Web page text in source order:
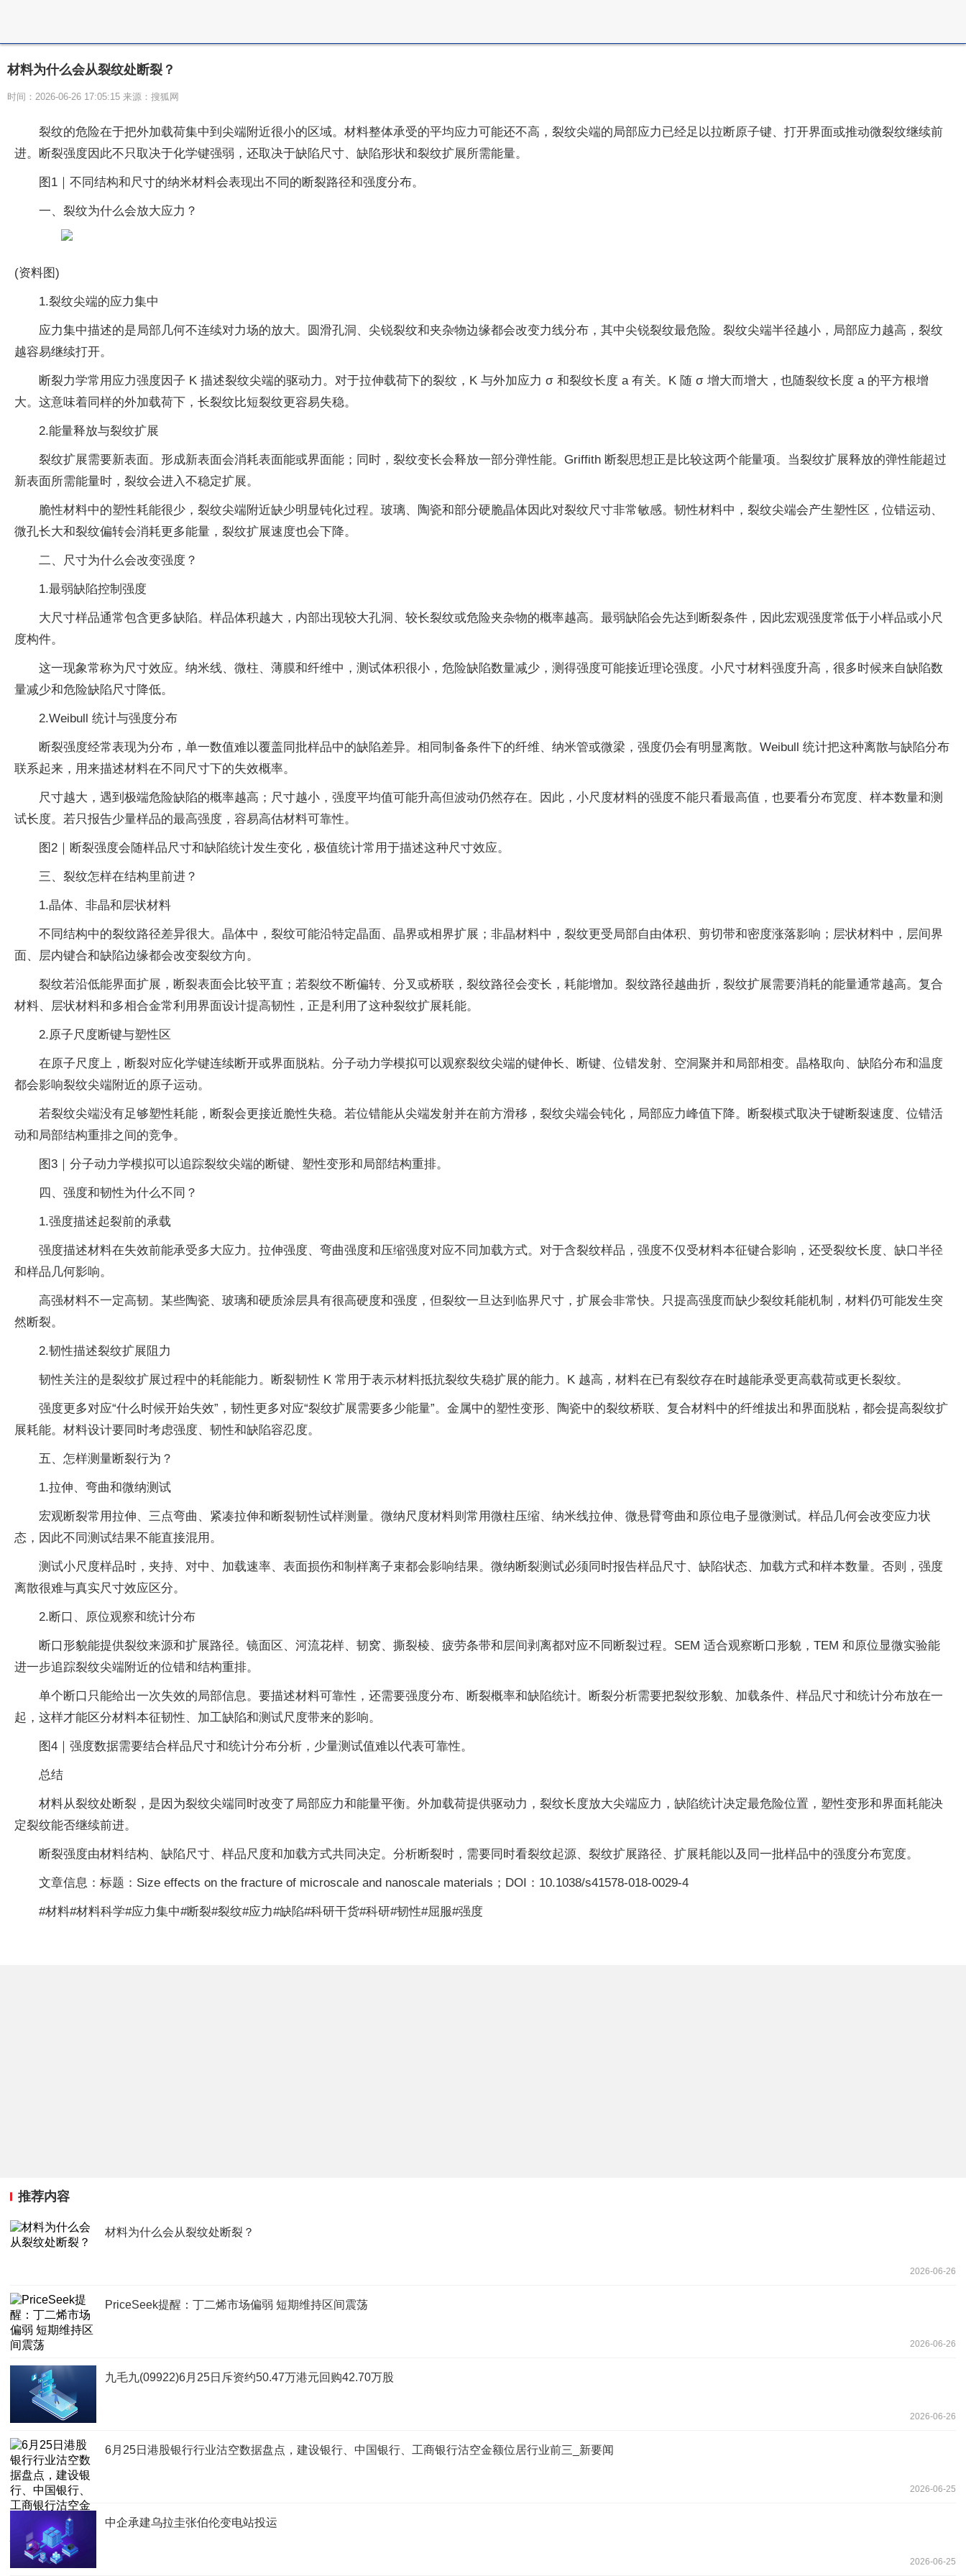
材料为什么会从裂纹处断裂？
时间：2026-06-26 17:05:15 来源：搜狐网
裂纹的危险在于把外加载荷集中到尖端附近很小的区域。材料整体承受的平均应力可能还不高，裂纹尖端的局部应力已经足以拉断原子键、打开界面或推动微裂纹继续前
进。断裂强度因此不只取决于化学键强弱，还取决于缺陷尺寸、缺陷形状和裂纹扩展所需能量。
图1｜不同结构和尺寸的纳米材料会表现出不同的断裂路径和强度分布。
一、裂纹为什么会放大应力？
(资料图)
1.裂纹尖端的应力集中
应力集中描述的是局部几何不连续对力场的放大。圆滑孔洞、尖锐裂纹和夹杂物边缘都会改变力线分布，其中尖锐裂纹最危险。裂纹尖端半径越小，局部应力越高，裂纹
越容易继续打开。
断裂力学常用应力强度因子 K 描述裂纹尖端的驱动力。对于拉伸载荷下的裂纹，K 与外加应力 σ 和裂纹长度 a 有关。K 随 σ 增大而增大，也随裂纹长度 a 的平方根增
大。这意味着同样的外加载荷下，长裂纹比短裂纹更容易失稳。
2.能量释放与裂纹扩展
裂纹扩展需要新表面。形成新表面会消耗表面能或界面能；同时，裂纹变长会释放一部分弹性能。Griffith 断裂思想正是比较这两个能量项。当裂纹扩展释放的弹性能超过
新表面所需能量时，裂纹会进入不稳定扩展。
脆性材料中的塑性耗能很少，裂纹尖端附近缺少明显钝化过程。玻璃、陶瓷和部分硬脆晶体因此对裂纹尺寸非常敏感。韧性材料中，裂纹尖端会产生塑性区，位错运动、
微孔长大和裂纹偏转会消耗更多能量，裂纹扩展速度也会下降。
二、尺寸为什么会改变强度？
1.最弱缺陷控制强度
大尺寸样品通常包含更多缺陷。样品体积越大，内部出现较大孔洞、较长裂纹或危险夹杂物的概率越高。最弱缺陷会先达到断裂条件，因此宏观强度常低于小样品或小尺
度构件。
这一现象常称为尺寸效应。纳米线、微柱、薄膜和纤维中，测试体积很小，危险缺陷数量减少，测得强度可能接近理论强度。小尺寸材料强度升高，很多时候来自缺陷数
量减少和危险缺陷尺寸降低。
2.Weibull 统计与强度分布
断裂强度经常表现为分布，单一数值难以覆盖同批样品中的缺陷差异。相同制备条件下的纤维、纳米管或微梁，强度仍会有明显离散。Weibull 统计把这种离散与缺陷分布
联系起来，用来描述材料在不同尺寸下的失效概率。
尺寸越大，遇到极端危险缺陷的概率越高；尺寸越小，强度平均值可能升高但波动仍然存在。因此，小尺度材料的强度不能只看最高值，也要看分布宽度、样本数量和测
试长度。若只报告少量样品的最高强度，容易高估材料可靠性。
图2｜断裂强度会随样品尺寸和缺陷统计发生变化，极值统计常用于描述这种尺寸效应。
三、裂纹怎样在结构里前进？
1.晶体、非晶和层状材料
不同结构中的裂纹路径差异很大。晶体中，裂纹可能沿特定晶面、晶界或相界扩展；非晶材料中，裂纹更受局部自由体积、剪切带和密度涨落影响；层状材料中，层间界
面、层内键合和缺陷边缘都会改变裂纹方向。
裂纹若沿低能界面扩展，断裂表面会比较平直；若裂纹不断偏转、分叉或桥联，裂纹路径会变长，耗能增加。裂纹路径越曲折，裂纹扩展需要消耗的能量通常越高。复合
材料、层状材料和多相合金常利用界面设计提高韧性，正是利用了这种裂纹扩展耗能。
2.原子尺度断键与塑性区
在原子尺度上，断裂对应化学键连续断开或界面脱粘。分子动力学模拟可以观察裂纹尖端的键伸长、断键、位错发射、空洞聚并和局部相变。晶格取向、缺陷分布和温度
都会影响裂纹尖端附近的原子运动。
若裂纹尖端没有足够塑性耗能，断裂会更接近脆性失稳。若位错能从尖端发射并在前方滑移，裂纹尖端会钝化，局部应力峰值下降。断裂模式取决于键断裂速度、位错活
动和局部结构重排之间的竞争。
图3｜分子动力学模拟可以追踪裂纹尖端的断键、塑性变形和局部结构重排。
四、强度和韧性为什么不同？
1.强度描述起裂前的承载
强度描述材料在失效前能承受多大应力。拉伸强度、弯曲强度和压缩强度对应不同加载方式。对于含裂纹样品，强度不仅受材料本征键合影响，还受裂纹长度、缺口半径
和样品几何影响。
高强材料不一定高韧。某些陶瓷、玻璃和硬质涂层具有很高硬度和强度，但裂纹一旦达到临界尺寸，扩展会非常快。只提高强度而缺少裂纹耗能机制，材料仍可能发生突
然断裂。
2.韧性描述裂纹扩展阻力
韧性关注的是裂纹扩展过程中的耗能能力。断裂韧性 K 常用于表示材料抵抗裂纹失稳扩展的能力。K 越高，材料在已有裂纹存在时越能承受更高载荷或更长裂纹。
强度更多对应“什么时候开始失效”，韧性更多对应“裂纹扩展需要多少能量”。金属中的塑性变形、陶瓷中的裂纹桥联、复合材料中的纤维拔出和界面脱粘，都会提高裂纹扩
展耗能。材料设计要同时考虑强度、韧性和缺陷容忍度。
五、怎样测量断裂行为？
1.拉伸、弯曲和微纳测试
宏观断裂常用拉伸、三点弯曲、紧凑拉伸和断裂韧性试样测量。微纳尺度材料则常用微柱压缩、纳米线拉伸、微悬臂弯曲和原位电子显微测试。样品几何会改变应力状
态，因此不同测试结果不能直接混用。
测试小尺度样品时，夹持、对中、加载速率、表面损伤和制样离子束都会影响结果。微纳断裂测试必须同时报告样品尺寸、缺陷状态、加载方式和样本数量。否则，强度
离散很难与真实尺寸效应区分。
2.断口、原位观察和统计分布
断口形貌能提供裂纹来源和扩展路径。镜面区、河流花样、韧窝、撕裂棱、疲劳条带和层间剥离都对应不同断裂过程。SEM 适合观察断口形貌，TEM 和原位显微实验能
进一步追踪裂纹尖端附近的位错和结构重排。
单个断口只能给出一次失效的局部信息。要描述材料可靠性，还需要强度分布、断裂概率和缺陷统计。断裂分析需要把裂纹形貌、加载条件、样品尺寸和统计分布放在一
起，这样才能区分材料本征韧性、加工缺陷和测试尺度带来的影响。
图4｜强度数据需要结合样品尺寸和统计分布分析，少量测试值难以代表可靠性。
总结
材料从裂纹处断裂，是因为裂纹尖端同时改变了局部应力和能量平衡。外加载荷提供驱动力，裂纹长度放大尖端应力，缺陷统计决定最危险位置，塑性变形和界面耗能决
定裂纹能否继续前进。
断裂强度由材料结构、缺陷尺寸、样品尺度和加载方式共同决定。分析断裂时，需要同时看裂纹起源、裂纹扩展路径、扩展耗能以及同一批样品中的强度分布宽度。
文章信息：标题：Size effects on the fracture of microscale and nanoscale materials；DOI：10.1038/s41578-018-0029-4
#材料#材料科学#应力集中#断裂#裂纹#应力#缺陷#科研干货#科研#韧性#屈服#强度
推荐内容
材料为什么会从裂纹处断裂？
2026-06-26
PriceSeek提醒：丁二烯市场偏弱 短期维持区间震荡
2026-06-26
九毛九(09922)6月25日斥资约50.47万港元回购42.70万股
2026-06-26
6月25日港股银行行业沽空数据盘点，建设银行、中国银行、工商银行沽空金额位居行业前三_新要闻
2026-06-25
中企承建乌拉圭张伯伦变电站投运
2026-06-25